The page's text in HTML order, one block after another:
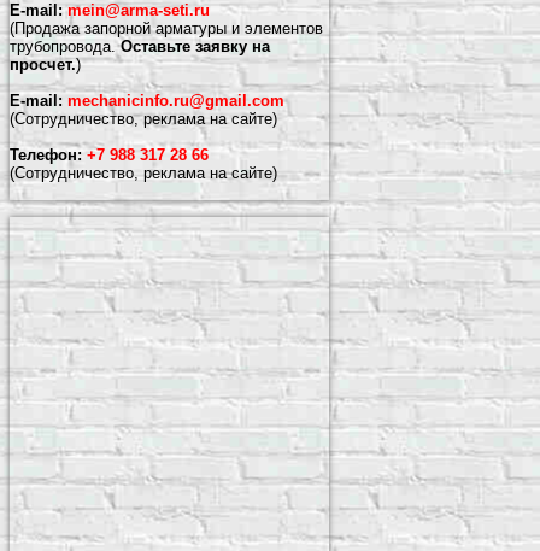
E-mail: mein@arma-seti.ru
(Продажа запорной арматуры и элементов
трубопровода.Оставьте заявку на
просчет.)
E-mail: mechanicinfo.ru@gmail.com
(Сотрудничество, реклама на сайте)
Телефон: +7 988 317 28 66
(Сотрудничество, реклама на сайте)